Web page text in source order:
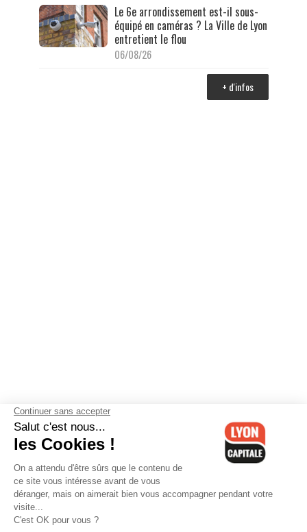
Le 6e arrondissement est-il sous-
équipé en caméras ? La Ville de Lyon
entretient le flou
06/08/26
+ d'infos